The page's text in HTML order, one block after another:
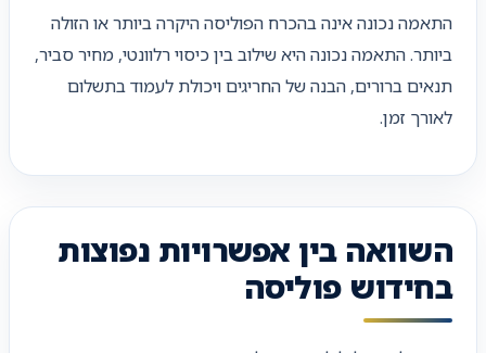
התאמה נכונה אינה בהכרח הפוליסה היקרה ביותר או הזולה
ביותר. התאמה נכונה היא שילוב בין כיסוי רלוונטי, מחיר סביר,
תנאים ברורים, הבנה של החריגים ויכולת לעמוד בתשלום
לאורך זמן.
השוואה בין אפשרויות נפוצות
בחידוש פוליסה